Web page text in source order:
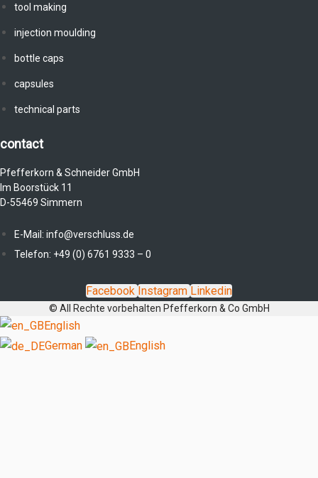
tool making
injection moulding
bottle caps
capsules
technical parts
contact
Pfefferkorn & Schneider GmbH
Im Boorstück 11
D-55469 Simmern
E-Mail: info@verschluss.de
Telefon: +49 (0) 6761 9333 – 0
Facebook Instagram Linkedin
© All Rechte vorbehalten Pfefferkorn & Co GmbH
English
German
English